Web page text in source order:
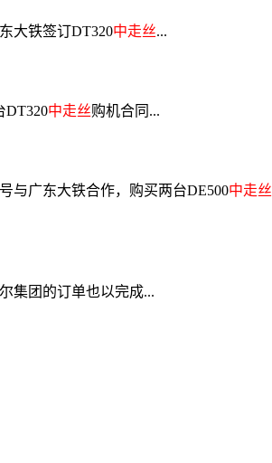
大铁签订DT320中走丝...
DT320中走丝购机合同...
与广东大铁合作，购买两台DE500中走丝
集团的订单也以完成...